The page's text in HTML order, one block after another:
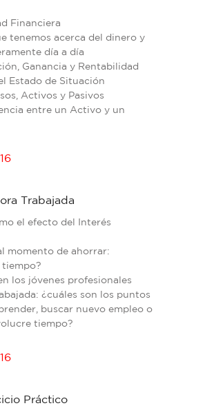
Financiera
tenemos acerca del dinero y
día a día
Ganancia y Rentabilidad
Estado de Situación
Activos y Pasivos
entre un Activo y un
Trabajada
el efecto del Interés
momento de ahorrar:
los jóvenes profesionales
¿cuáles son los puntos
buscar nuevo empleo o
tiempo?
Práctico